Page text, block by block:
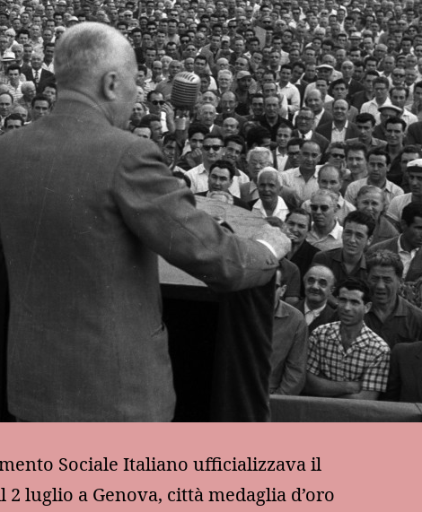
Sociale Italiano ufficializzava il
2 luglio a Genova, città medaglia d’oro